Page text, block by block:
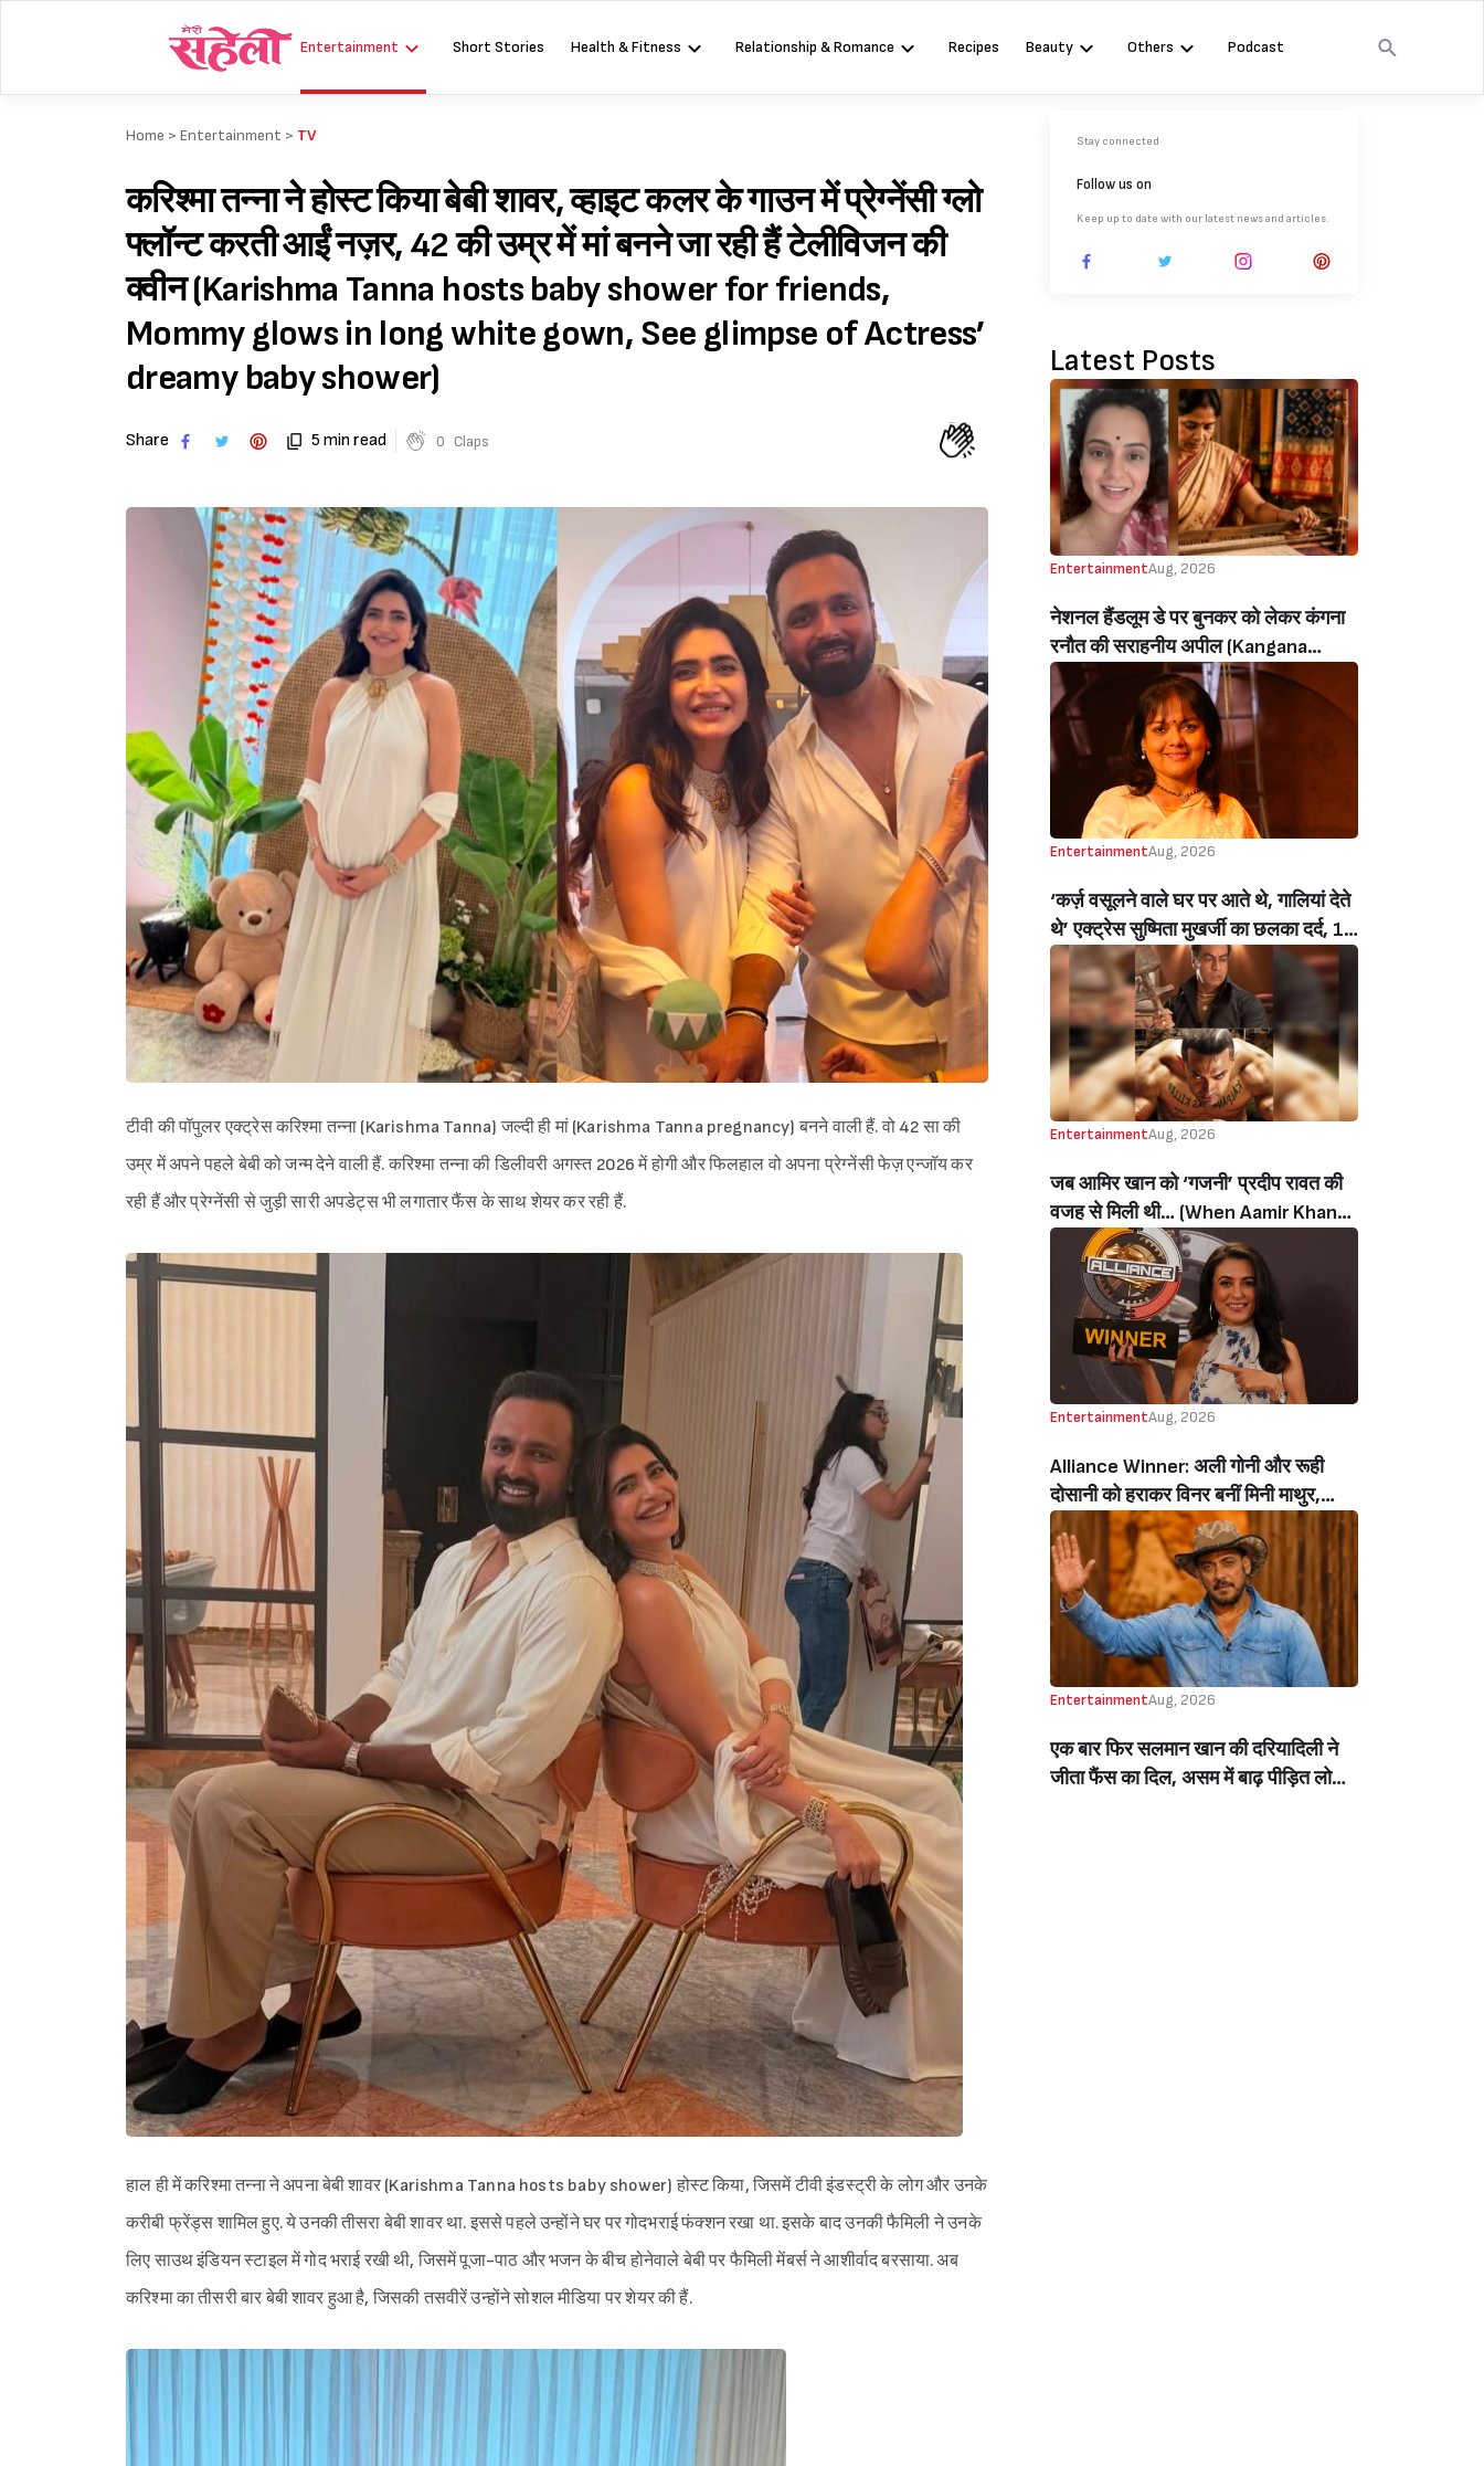
Entertainment Short Stories Health & Fitness Relationship & Romance Recipes Beauty Others Podcast
Home > Entertainment > TV
करिश्मा तन्ना ने होस्ट किया बेबी शावर, व्हाइट कलर के गाउन में प्रेग्नेंसी ग्लो
फ्लॉन्ट करती आईं नज़र, 42 की उम्र में मां बनने जा रही हैं टेलीविजन की
क्वीन (Karishma Tanna hosts baby shower for friends,
Mommy glows in long white gown, See glimpse of Actress’
dreamy baby shower)
Share 5 min read 0 Claps
टीवी की पॉपुलर एक्ट्रेस करिश्मा तन्ना (Karishma Tanna) जल्दी ही मां (Karishma Tanna pregnancy) बनने वाली हैं. वो 42 सा की
उम्र में अपने पहले बेबी को जन्म देने वाली हैं. करिश्मा तन्ना की डिलीवरी अगस्त 2026 में होगी और फिलहाल वो अपना प्रेग्नेंसी फेज़ एन्जॉय कर
रही हैं और प्रेग्नेंसी से जुड़ी सारी अपडेट्स भी लगातार फैंस के साथ शेयर कर रही हैं.
हाल ही में करिश्मा तन्ना ने अपना बेबी शावर (Karishma Tanna hosts baby shower) होस्ट किया, जिसमें टीवी इंडस्ट्री के लोग और उनके
करीबी फ्रेंड्स शामिल हुए. ये उनकी तीसरा बेबी शावर था. इससे पहले उन्होंने घर पर गोदभराई फंक्शन रखा था. इसके बाद उनकी फैमिली ने उनके
लिए साउथ इंडियन स्टाइल में गोद भराई रखी थी, जिसमें पूजा-पाठ और भजन के बीच होनेवाले बेबी पर फैमिली मेंबर्स ने आशीर्वाद बरसाया. अब
करिश्मा का तीसरी बार बेबी शावर हुआ है, जिसकी तसवीरें उन्होंने सोशल मीडिया पर शेयर की हैं.
Stay connected
Follow us on
Keep up to date with our latest news and articles.
Latest Posts
EntertainmentAug, 2026
नेशनल हैंडलूम डे पर बुनकर को लेकर कंगना
रनौत की सराहनीय अपील (Kangana
Ranaut’s Commendable Appeal
Regarding Weavers On National
Handloom Day)
EntertainmentAug, 2026
‘कर्ज़ वसूलने वाले घर पर आते थे, गालियां देते
थे’ एक्ट्रेस सुष्मिता मुखर्जी का छलका दर्द, 1
करोड़ का कर्ज उतारने के लिए करनी पड़ी थी
C ग्रेड फिल्में, बोलीं- ‘मैंने अपनी आत्मा बेच दी
थी’ (‘I Sold My Soul’ Actress
Sushmita Mukherjee Recalls Doing
C-Grade Films To Pay Loan)
EntertainmentAug, 2026
जब आमिर खान को ‘गजनी’ प्रदीप रावत की
वजह से मिली थी… (When Aamir Khan
Got ‘Ghajini’ Because Of Pradeep
Rawat)
EntertainmentAug, 2026
Alliance Winner: अली गोनी और रूही
दोसानी को हराकर विनर बनीं मिनी माथुर,
इनाम में मिले 50 लाख रुपये और चमचमाती ही
ट्रॉफी (Mini Mathur Lifts Trophy
Beats Aly Goni And Ruhee Dosani)
EntertainmentAug, 2026
एक बार फिर सलमान खान की दरियादिली ने
जीता फैंस का दिल, असम में बाढ़ पीड़ित लोगों